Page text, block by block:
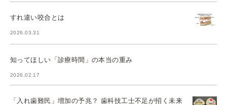
すれ違い咬合とは
2026.03.31
知ってほしい「診療時間」の本当の重み
2026.02.17
「入れ歯難民」増加の予兆？ 歯科技工士不足が招く未来